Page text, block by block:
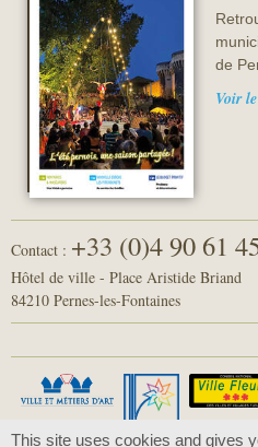
de
Voir
Contact : +33 (0)4 90 61
Hôtel de ville - Place Aristide Briand
84210 Pernes-les-Fontaines
This site uses cookies and gives